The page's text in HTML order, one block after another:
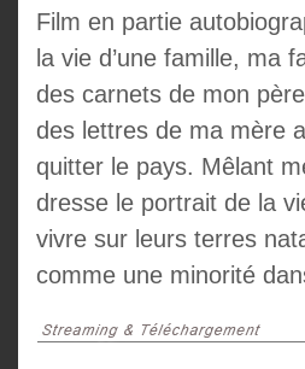
Film en partie
la vie d’une famille, ma
des carnets de mon
des lettres de ma mère
quitter le pays. Mêlant
dresse le portrait de la
vivre sur leurs terres
comme une minorité